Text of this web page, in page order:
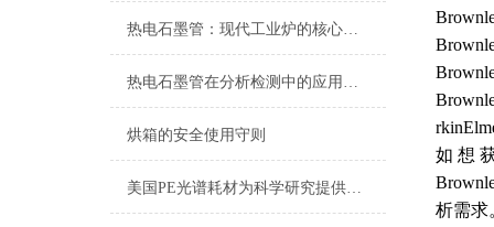
热电石墨管：现代工业炉的核心组件
热电石墨管在分析检测中的应用及特性解析
烘箱的安全使用守则
美国PE光谱耗材为科学研究提供有效的支持
如 想
析需求